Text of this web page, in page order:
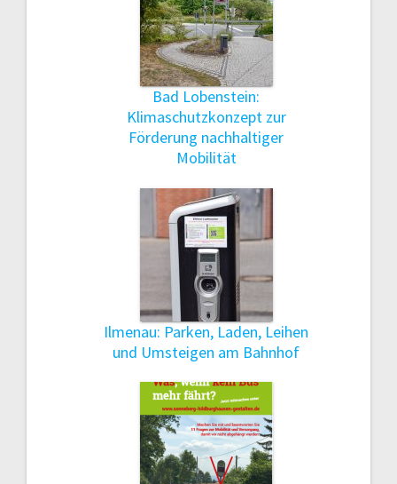
Bad Lobenstein:
Klimaschutzkonzept zur
Förderung nachhaltiger
Mobilität
Ilmenau: Parken, Laden, Leihen
und Umsteigen am Bahnhof